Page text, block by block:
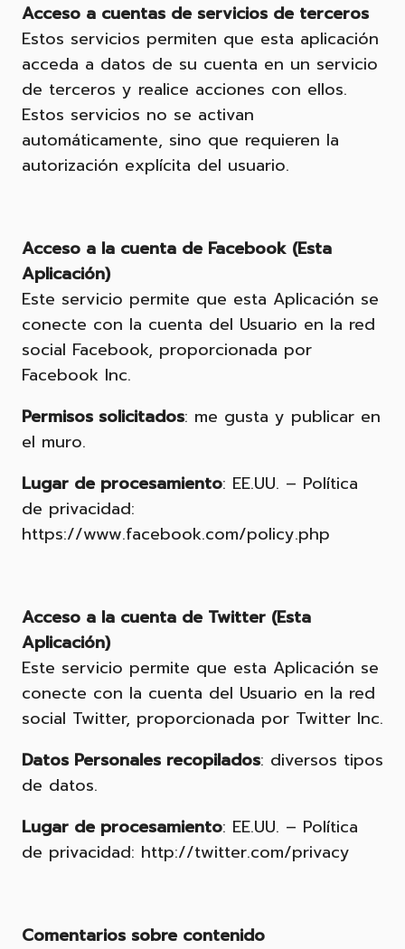
Acceso a cuentas de servicios de terceros
Estos servicios permiten que esta aplicación
acceda a datos de su cuenta en un servicio
de terceros y realice acciones con ellos.
Estos servicios no se activan
automáticamente, sino que requieren la
autorización explícita del usuario.
Acceso a la cuenta de Facebook (Esta
Aplicación)
Este servicio permite que esta Aplicación se
conecte con la cuenta del Usuario en la red
social Facebook, proporcionada por
Facebook Inc.
Permisos solicitados: me gusta y publicar en
el muro.
Lugar de procesamiento: EE.UU. – Política
de privacidad:
https://www.facebook.com/policy.php
Acceso a la cuenta de Twitter (Esta
Aplicación)
Este servicio permite que esta Aplicación se
conecte con la cuenta del Usuario en la red
social Twitter, proporcionada por Twitter Inc.
Datos Personales recopilados: diversos tipos
de datos.
Lugar de procesamiento: EE.UU. – Política
de privacidad: http://twitter.com/privacy
Comentarios sobre contenido